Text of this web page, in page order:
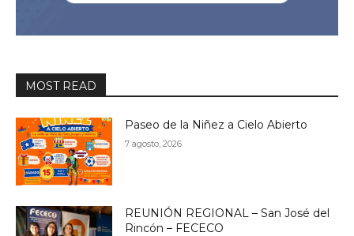
MOST READ
Paseo de la Niñez a Cielo Abierto
7 agosto, 2026
REUNIÓN REGIONAL – San José del
Rincón – FECECO